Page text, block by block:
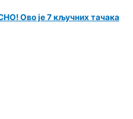
Ово је 7 кључних тачака